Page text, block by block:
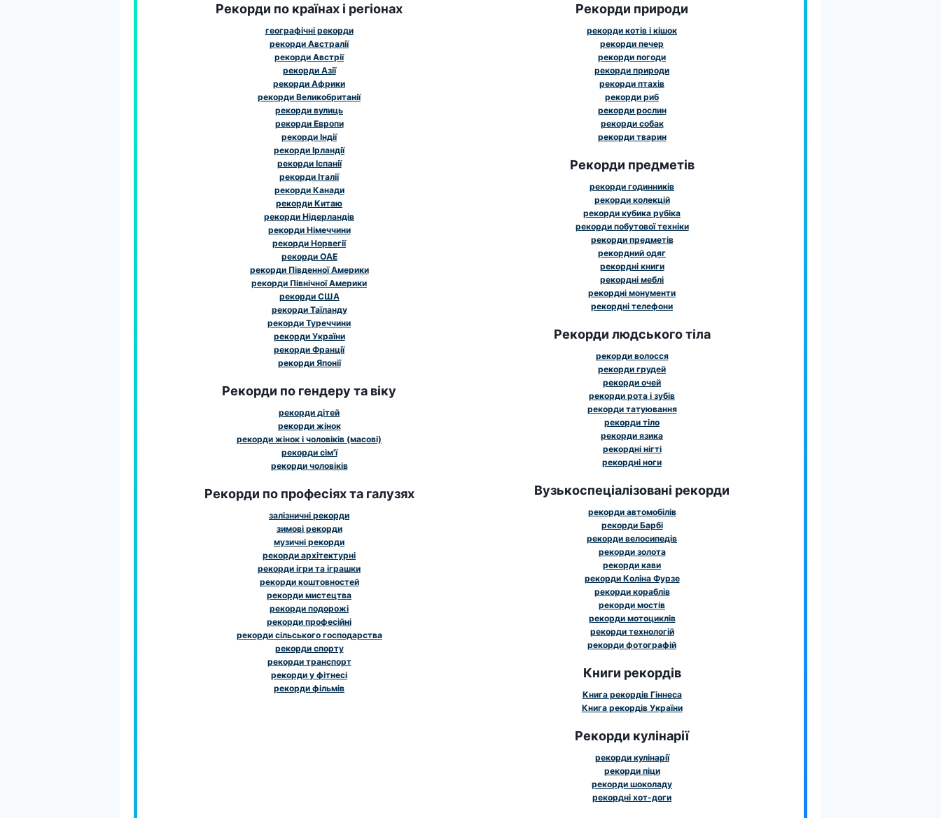
Рекорди по країнах і регіонах
географічні рекорди
рекорди Австралії
рекорди Австрії
рекорди Азії
рекорди Африки
рекорди Великобританії
рекорди вулиць
рекорди Европи
рекорди Індії
рекорди Ірландії
рекорди Іспанії
рекорди Італії
рекорди Канади
рекорди Китаю
рекорди Нідерландів
рекорди Німеччини
рекорди Норвегії
рекорди ОАЕ
рекорди Південної Америки
рекорди Північної Америки
рекорди США
рекорди Таїланду
рекорди Туреччини
рекорди України
рекорди Франції
рекорди Японії
Рекорди по гендеру та віку
рекорди дітей
рекорди жінок
рекорди жінок і чоловіків (масові)
рекорди сім'ї
рекорди чоловіків
Рекорди по професіях та галузях
залізничні рекорди
зимові рекорди
музичні рекорди
рекорди архітектурні
рекорди ігри та іграшки
рекорди коштовностей
рекорди мистецтва
рекорди подорожі
рекорди професійні
рекорди сільського господарства
рекорди спорту
рекорди транспорт
рекорди у фітнесі
рекорди фільмів
Рекорди природи
рекорди котів і кішок
рекорди печер
рекорди погоди
рекорди природи
рекорди птахів
рекорди риб
рекорди рослин
рекорди собак
рекорди тварин
Рекорди предметів
рекорди годинників
рекорди колекцій
рекорди кубика рубіка
рекорди побутової техніки
рекорди предметів
рекордний одяг
рекордні книги
рекордні меблі
рекордні монументи
рекордні телефони
Рекорди людського тіла
рекорди волосся
рекорди грудей
рекорди очей
рекорди рота і зубів
рекорди татуювання
рекорди тіло
рекорди язика
рекордні нігті
рекордні ноги
Вузькоспеціалізовані рекорди
рекорди автомобілів
рекорди Барбі
рекорди велосипедів
рекорди золота
рекорди кави
рекорди Коліна Фурзе
рекорди кораблів
рекорди мостів
рекорди мотоциклів
рекорди технологій
рекорди фотографій
Книги рекордів
Книга рекордів Гіннеса
Книга рекордів України
Рекорди кулінарії
рекорди кулінарії
рекорди піци
рекорди шоколаду
рекордні хот-доги